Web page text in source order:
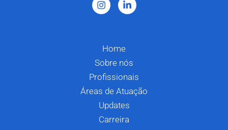
Home
Sobre nós
Profissionais
Áreas de Atuação
Updates
Carreira